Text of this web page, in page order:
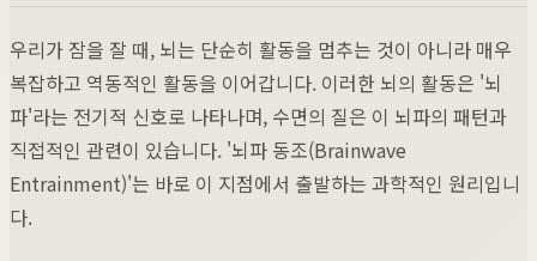
우리가 잠을 잘 때, 뇌는 단순히 활동을 멈추는 것이 아니라 매우
복잡하고 역동적인 활동을 이어갑니다. 이러한 뇌의 활동은 '뇌
파'라는 전기적 신호로 나타나며, 수면의 질은 이 뇌파의 패턴과
직접적인 관련이 있습니다. '뇌파 동조(Brainwave
Entrainment)'는 바로 이 지점에서 출발하는 과학적인 원리입니
다.